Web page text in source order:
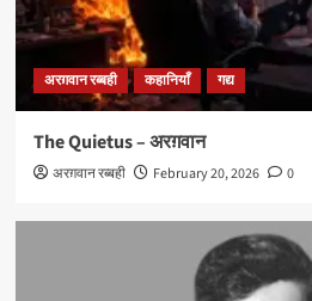
अरग़वान रब्बही कहानियाँ गद्य
The Quietus – अरग़वान
अरग़वान रब्बही February 20, 2026 0